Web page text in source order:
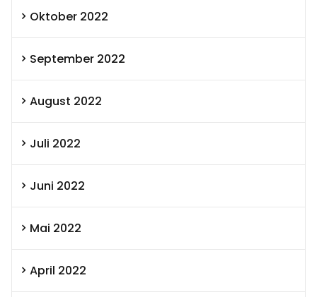
Oktober 2022
September 2022
August 2022
Juli 2022
Juni 2022
Mai 2022
April 2022